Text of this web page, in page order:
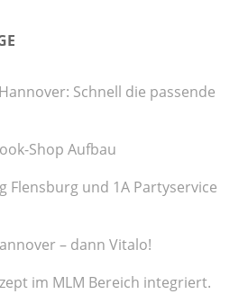
Schnell die passende
Shop Aufbau
Flensburg und 1A Partyservice
– dann Vitalo!
im MLM Bereich integriert.